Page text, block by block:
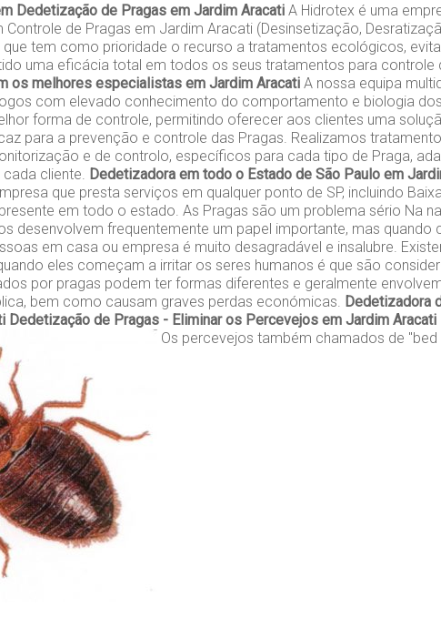
Dedetização de Pragas em Jardim Aracati A Hidrotex é uma
Controle de Pragas em Jardim Aracati (Desinsetização,
que tem como prioridade o recurso a tratamentos ecológicos,
uma eficácia total em todos os seus tratamentos para controle
os melhores especialistas em Jardim Aracati A nossa equipa
com elevado conhecimento do comportamento e biologia
forma de controle, permitindo oferecer aos clientes uma
para a prevenção e controle das Pragas. Realizamos
e de controlo, específicos para cada tipo de Praga,
cliente.
Dedetizadora em todo o Estado de São Paulo em
que presta serviços em qualquer ponto de SP, incluindo
em todo o estado. As Pragas são um problema sério Na
desenvolvem frequentemente um papel importante, mas quando
em casa ou empresa é muito desagradável e insalubre.
eles começam a irritar os seres humanos é que são
por pragas podem ter formas diferentes e geralmente
bem como causam graves perdas económicas.
Dedetizadora
Dedetização de Pragas - Eliminar os Percevejos em Jardim Aracati
Os percevejos também chamados de "bed